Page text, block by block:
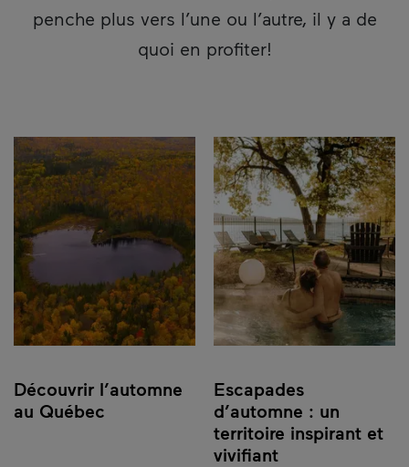
penche plus vers l’une ou l’autre, il y a de
quoi en profiter!
Découvrir l’automne
au Québec
Escapades
d’automne : un
territoire inspirant et
vivifiant